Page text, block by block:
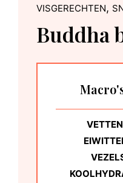
VISGERECHTEN,
Buddha
VETTEN